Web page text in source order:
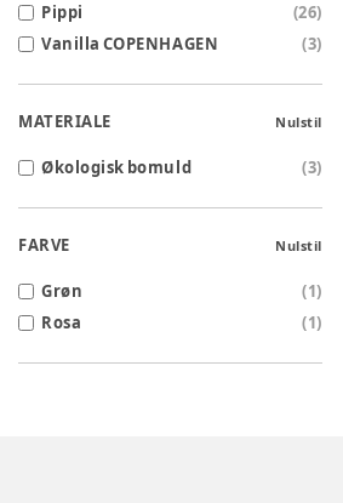
Pippi
(26)
Vanilla COPENHAGEN
(3)
MATERIALE Nulstil
Økologisk bomuld (3)
FARVE Nulstil
Grøn (1)
Rosa
(1)